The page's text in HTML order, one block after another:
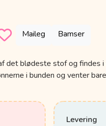
Maileg Bamser
det blødeste stof og findes
i bunden og venter
Levering